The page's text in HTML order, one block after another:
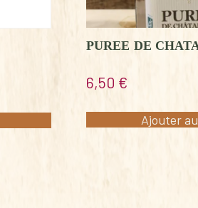
PUREE DE
6,50 €
Ajouter